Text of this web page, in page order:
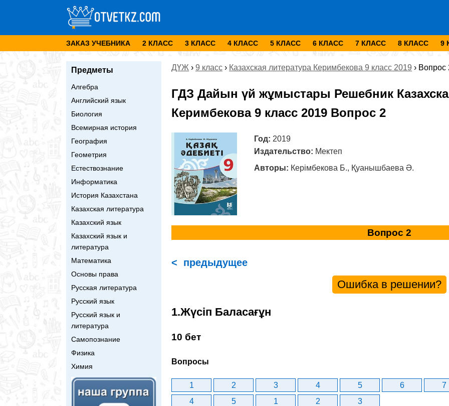
ЗАКАЗ УЧЕБНИКА 2 КЛАСС 3 КЛАСС 4 КЛАСС 5 КЛАСС 6 КЛАСС 7 КЛАСС 8 КЛАСС 9
Предметы
Алгебра
Английский язык
Биология
Всемирная история
География
Геометрия
Естествознание
Информатика
История Казахстана
Казахская литература
Казахский язык
Казахский язык и
литература
Математика
Основы права
Русская литература
Русский язык
Русский язык и
литература
Самопознание
Физика
Химия
ДҮЖ › 9 класс › Казахская литература Керимбекова 9 класс 2019 › Вопрос
ГДЗ Дайын үй жұмыстары Решебник
Керимбекова 9 класс 2019 Вопрос 2
Год: 2019
Издательство: Мектеп
Авторы: Керімбекова Б., Қуанышбаева Ә.
Вопрос 2
< предыдущее
Ошибка в решении?
1.Жүсіп Баласағұн
10 бет
Вопросы
1 2 3 4 5 6
7
4
5 1 2 3